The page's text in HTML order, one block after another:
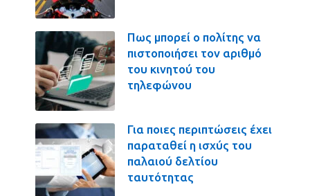
Πως μπορεί ο πολίτης να
πιστοποιήσει τον αριθμό
του κινητού του
τηλεφώνου
Για ποιες περιπτώσεις έχει
παραταθεί η ισχύς του
παλαιού δελτίου
ταυτότητας